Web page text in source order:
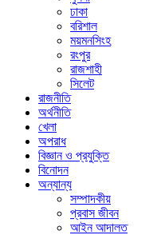
ঢাকা
বরিশাল
ময়মনসিংহ
রংপুর
রাজশাহী
সিলেট
রাজনীতি
অর্থনীতি
খেলা
অপরাধ
বিজ্ঞান ও প্রযুক্তি
বিনোদন
অন্যান্য
সম্পাদকীয়
প্রবাস জীবন
আইন আদালত